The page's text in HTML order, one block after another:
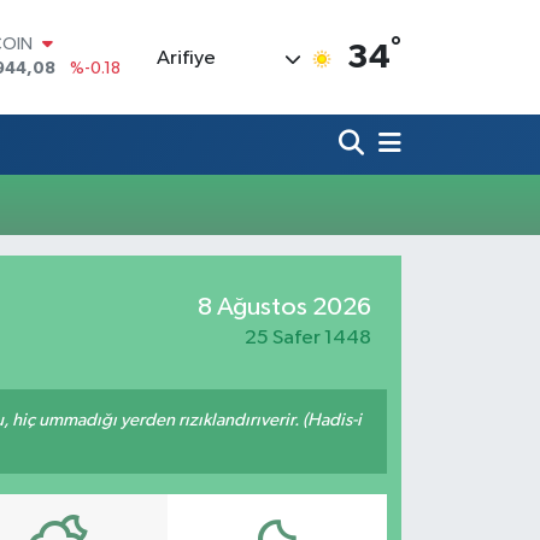
%-0.18
%0.18
ALTIN
Arifiye 34°
8 Ağustos 2026
25 Safer 1448
ummadığı yerden rızıklandırıverir. (Hadis-i